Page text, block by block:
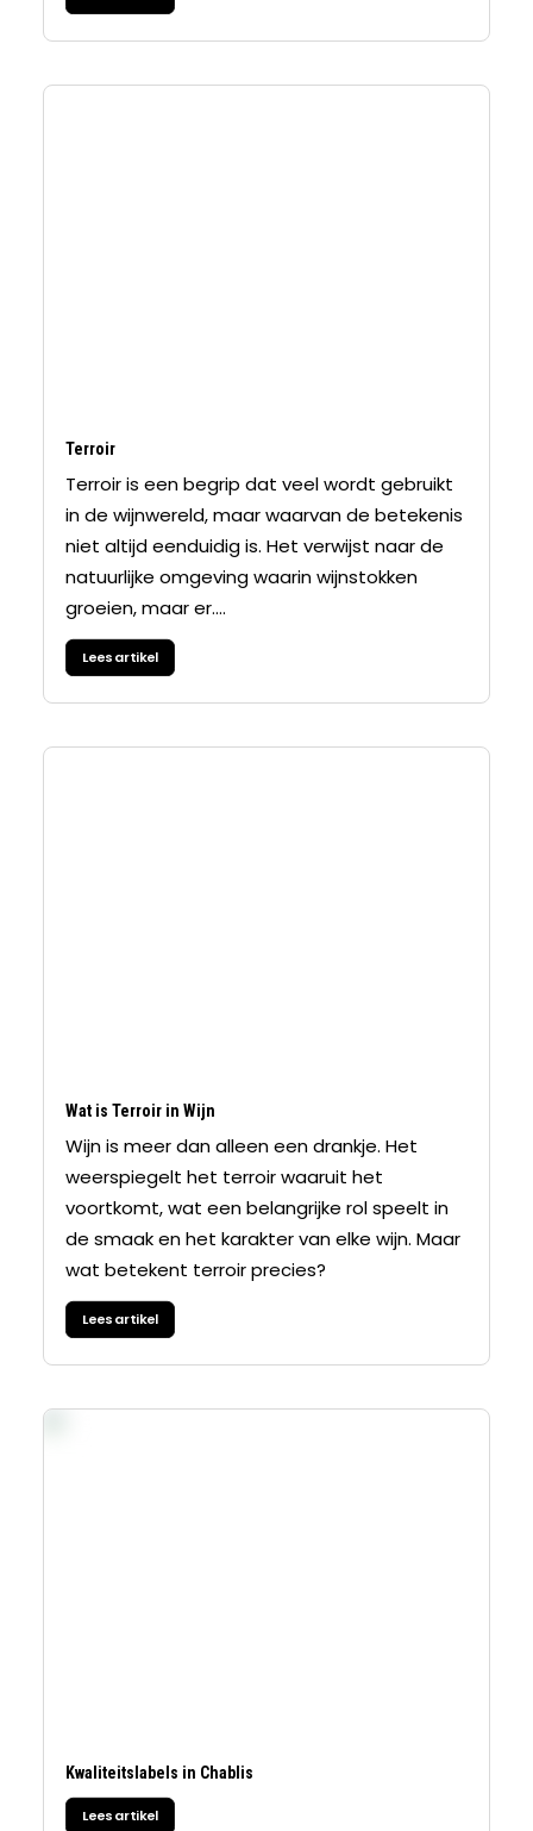
Terroir
Terroir is een begrip dat veel wordt gebruikt
in de wijnwereld, maar waarvan de betekenis
niet altijd eenduidig is. Het verwijst naar de
natuurlijke omgeving waarin wijnstokken
groeien, maar er....
Lees artikel
Wat is Terroir in Wijn
Wijn is meer dan alleen een drankje. Het
weerspiegelt het terroir waaruit het
voortkomt, wat een belangrijke rol speelt in
de smaak en het karakter van elke wijn. Maar
wat betekent terroir precies?
Lees artikel
Kwaliteitslabels in Chablis
Lees artikel